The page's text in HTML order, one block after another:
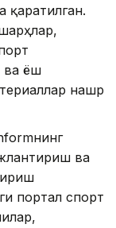
қаратилган.
ва ёш
нашр
ва
портал спорт